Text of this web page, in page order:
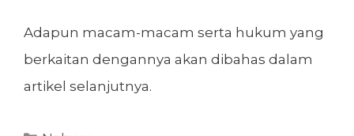
Adapun macam-macam serta hukum yang
berkaitan dengannya akan dibahas dalam
artikel selanjutnya.